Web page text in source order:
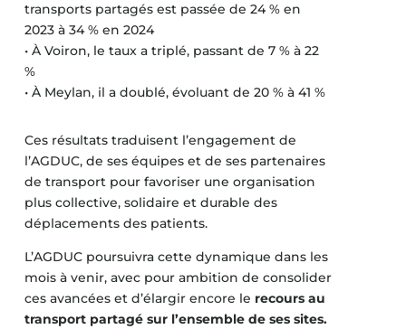
transports partagés est passée de 24 % en
2023 à 34 % en 2024
• À Voiron, le taux a triplé, passant de 7 % à 22
%
• À Meylan, il a doublé, évoluant de 20 % à 41 %
Ces résultats traduisent l’engagement de
l’AGDUC, de ses équipes et de ses partenaires
de transport pour favoriser une organisation
plus collective, solidaire et durable des
déplacements des patients.
L’AGDUC poursuivra cette dynamique dans les
mois à venir, avec pour ambition de consolider
ces avancées et d’élargir encore le recours au
transport partagé sur l’ensemble de ses sites.